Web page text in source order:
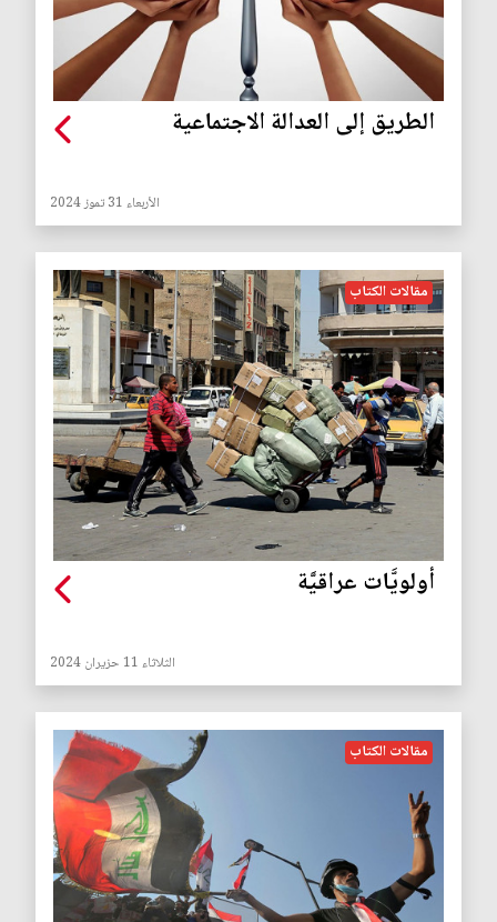
الطريق إلى العدالة الاجتماعية
الأربعاء 31 تموز 2024
مقالات الكتاب
أولويَّات عراقيَّة
الثلاثاء 11 حزيران 2024
مقالات الكتاب